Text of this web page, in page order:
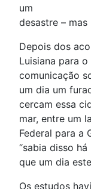
um
desastre – mas
Depois dos
Luisiana para
comunicação
um dia um
cercam essa
mar, entre um
Federal para a
“sabia disso há
que um dia
Os estudos